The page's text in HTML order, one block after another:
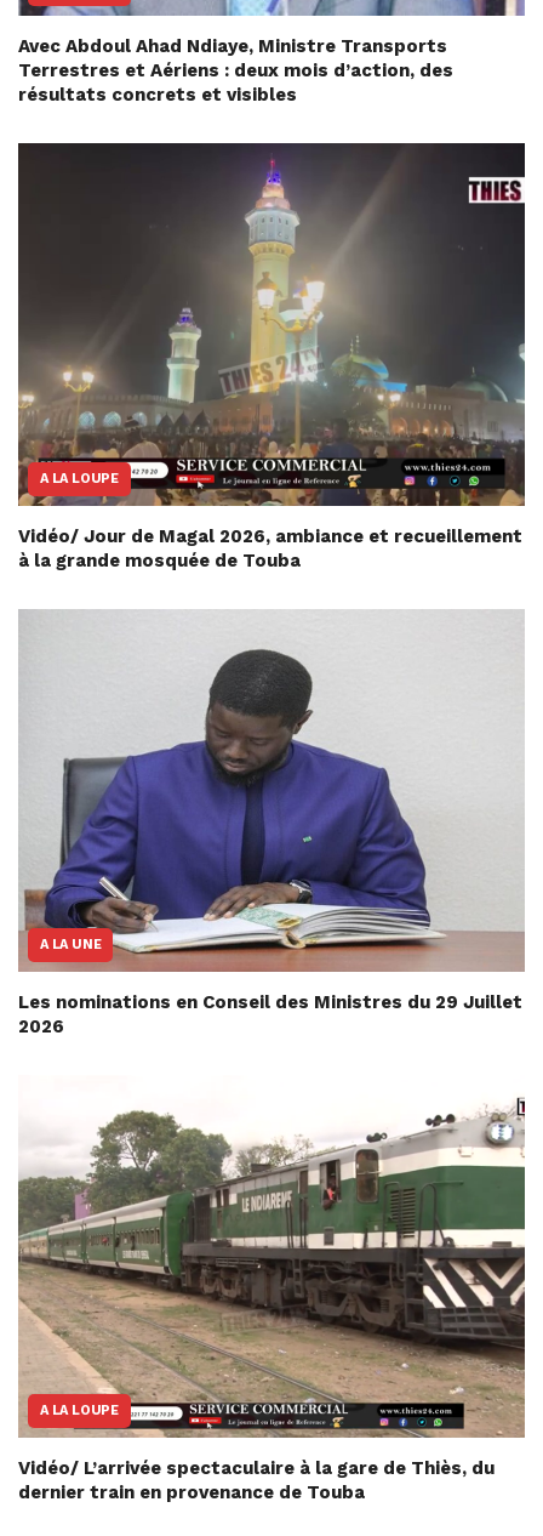
Avec Abdoul Ahad Ndiaye, Ministre Transports
Terrestres et Aériens : deux mois d’action, des
résultats concrets et visibles
A LA LOUPE
Vidéo/ Jour de Magal 2026, ambiance et recueillement
à la grande mosquée de Touba
A LA UNE
Les nominations en Conseil des Ministres du 29 Juillet
2026
A LA LOUPE
Vidéo/ L’arrivée spectaculaire à la gare de Thiès, du
dernier train en provenance de Touba